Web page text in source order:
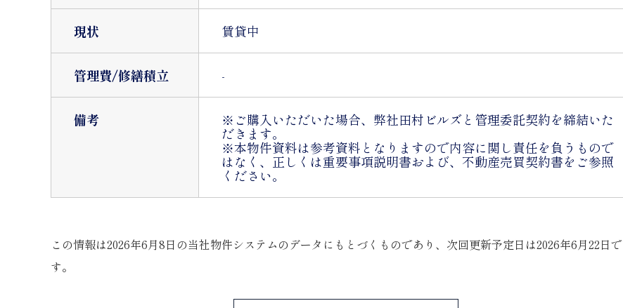
現状 賃貸中
管理費/修繕積立 -
備考 ※ご購入いただいた場合、弊社田村ビルズと管理委託契約を締結いた
だきます。
※本物件資料は参考資料となりますので内容に関し責任を負うもので
はなく、正しくは重要事項説明書および、不動産売買契約書をご参照
ください。
この情報は2026年6月8日の当社物件システムのデータにもとづくものであり、次回更新予定日は2026年6月22日で
す。